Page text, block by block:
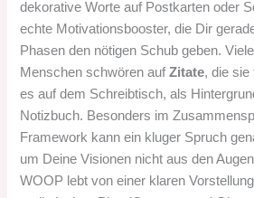
dekorative Worte auf Postkarten oder
echte Motivationsbooster, die Dir
Phasen den nötigen Schub geben.
Menschen schwören aufZitate, die sie
es auf dem Schreibtisch, als
Notizbuch. Besonders im
Framework kann ein kluger Spruch
um Deine Visionen nicht aus den
WOOP lebt von einer klaren